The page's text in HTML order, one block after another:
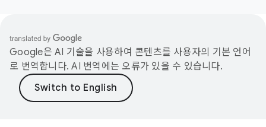
Google은 AI 기술을 사용하여 콘텐츠를 사용자의 기본 언어
로 번역합니다. AI 번역에는 오류가 있을 수 있습니다.